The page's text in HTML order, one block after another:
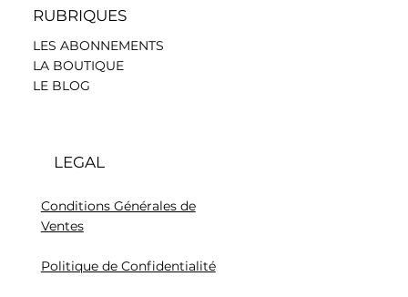
RUBRIQUES
LES ABONNEMENTS
LA BOUTIQUE
LE BLOG
LEGAL
Conditions Générales de
Ventes
Politique de Confidentialité